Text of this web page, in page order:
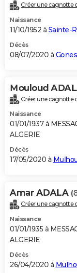
Créer une cagnotte
Naissance
11/10/1952 à Sainte-
Décès
08/07/2020 à
Mouloud
Créer une cagnotte
Naissance
01/01/1937 à
ALGERIE
Décès
17/05/2020 à
Amar ADALA
Créer une cagnotte
Naissance
01/01/1935 à
ALGERIE
Décès
26/04/2020 à